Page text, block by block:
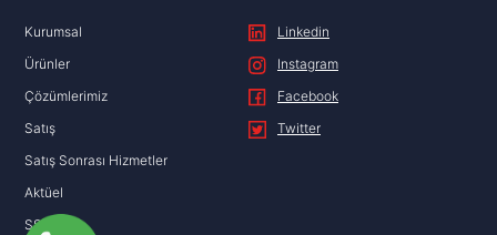
Kurumsal
Ürünler
Çözümlerimiz
Satış
Satış Sonrası Hizmetler
Aktüel
SSS
Linkedin
Instagram
Facebook
Twitter